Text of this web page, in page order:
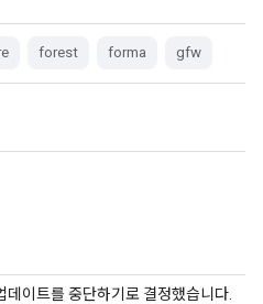
forest forma gfw
데이트를 중단하기로 결정했습니다.